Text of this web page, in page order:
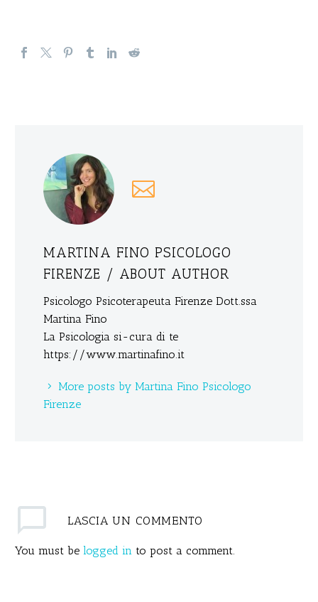
MARTINA FINO PSICOLOGO
FIRENZE / ABOUT AUTHOR
Psicologo Psicoterapeuta Firenze Dott.ssa
Martina Fino
La Psicologia si-cura di te
https://www.martinafino.it
More posts by Martina Fino Psicologo
Firenze
LASCIAUN COMMENTO
You must be logged in to post a comment.